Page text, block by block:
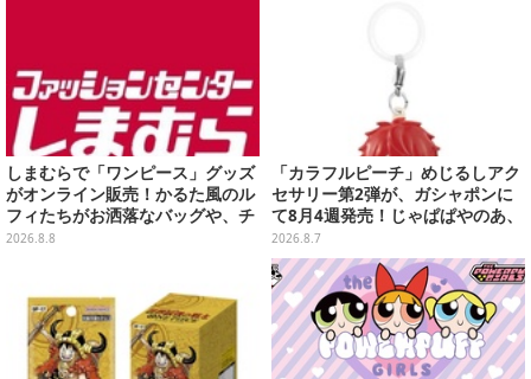
しまむらで「ワンピース」グッズ
がオンライン販売！かるた風のル
フィたちがお洒落なバッグや、チ
ョッパーが可愛いサンダルも
2026.8.8
「カラフルピーチ」めじるしアク
セサリー第2弾が、ガシャポンに
て8月4週発売！じゃぱぱやのあ、
シヴァたちメンバー11名分ライン
ナップ
2026.8.7